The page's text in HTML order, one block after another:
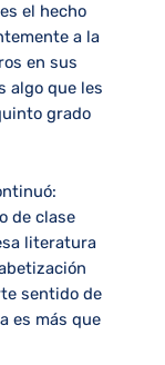
el hecho
a la
en sus
algo que les
grado
de clase
literatura
sentido de
es más que